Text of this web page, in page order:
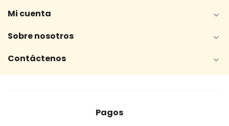
Mi cuenta 
Sobre nosotros 
Contáctenos 
Pagos